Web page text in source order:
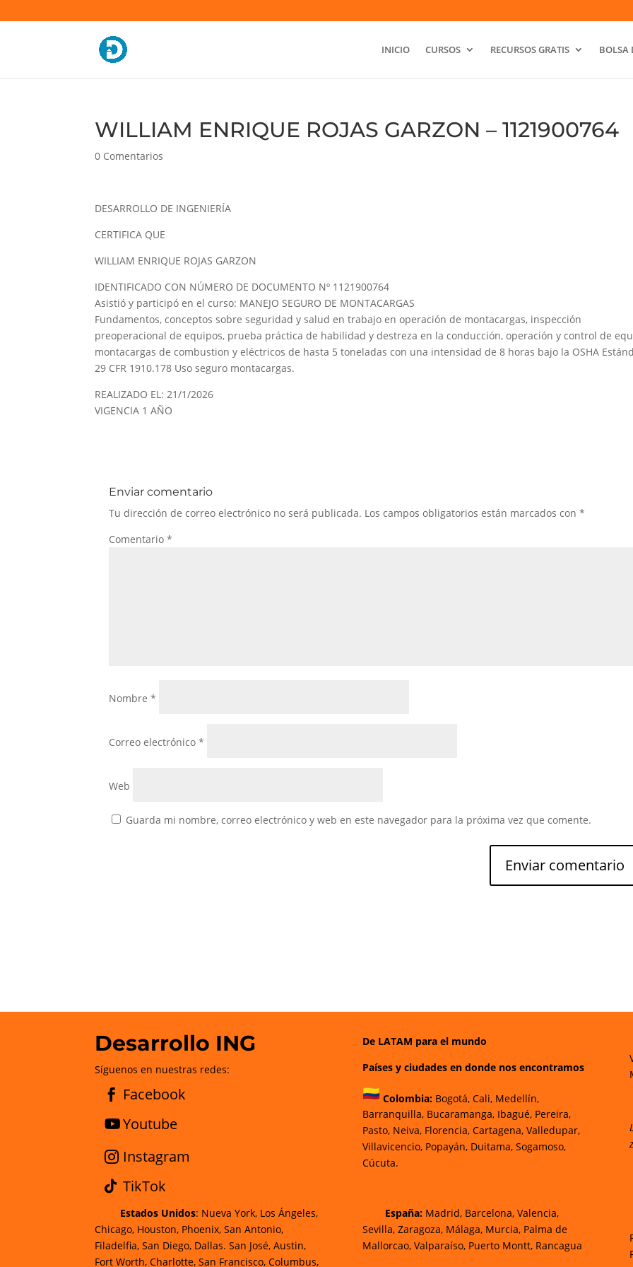
INICIO CURSOS RECURSOS GRATIS BOLSA
WILLIAM ENRIQUE ROJAS GARZON – 1121900764
0 Comentarios
DESARROLLO DE INGENIERÍA
CERTIFICA QUE
WILLIAM ENRIQUE ROJAS GARZON
IDENTIFICADO CON NÚMERO DE DOCUMENTO Nº 1121900764
Asistió y participó en el curso: MANEJO SEGURO DE MONTACARGAS
Fundamentos, conceptos sobre seguridad y salud en trabajo en operación de montacargas, inspección
preoperacional de equipos, prueba práctica de habilidad y destreza en la conducción, operación y control de
montacargas de combustion y eléctricos de hasta 5 toneladas con una intensidad de 8 horas bajo la OSHA
29 CFR 1910.178 Uso seguro montacargas.
REALIZADO EL: 21/1/2026
VIGENCIA 1 AÑO
Enviar comentario
Tu dirección de correo electrónico no será publicada. Los campos obligatorios están marcados con*
Comentario*
Nombre*
Correo electrónico*
Web
Guarda mi nombre, correo electrónico y web en este navegador para la próxima vez que comente.
Desarrollo ING
Síguenos en nuestras redes:
Facebook
Youtube
Instagram
TikTok
De LATAM para el mundo
Países y ciudades en donde nos encontramos
Colombia: Bogotá,Cali, Medellín,
Barranquilla,Bucaramanga,Ibagué,Pereira,
Pasto, Neiva, Florencia, Cartagena, Valledupar,
Villavicencio,Popayán, Duitama, Sogamoso,
Cúcuta.
Estados Unidos: Nueva York, Los Ángeles,
Chicago, Houston, Phoenix, San Antonio,
Filadelfia, San Diego, Dallas. San José, Austin,
Fort Worth, Charlotte, San Francisco, Columbus,
España: Madrid, Barcelona, Valencia,
Sevilla, Zaragoza, Málaga, Murcia, Palma de
Mallorcao, Valparaíso, Puerto Montt, Rancagua